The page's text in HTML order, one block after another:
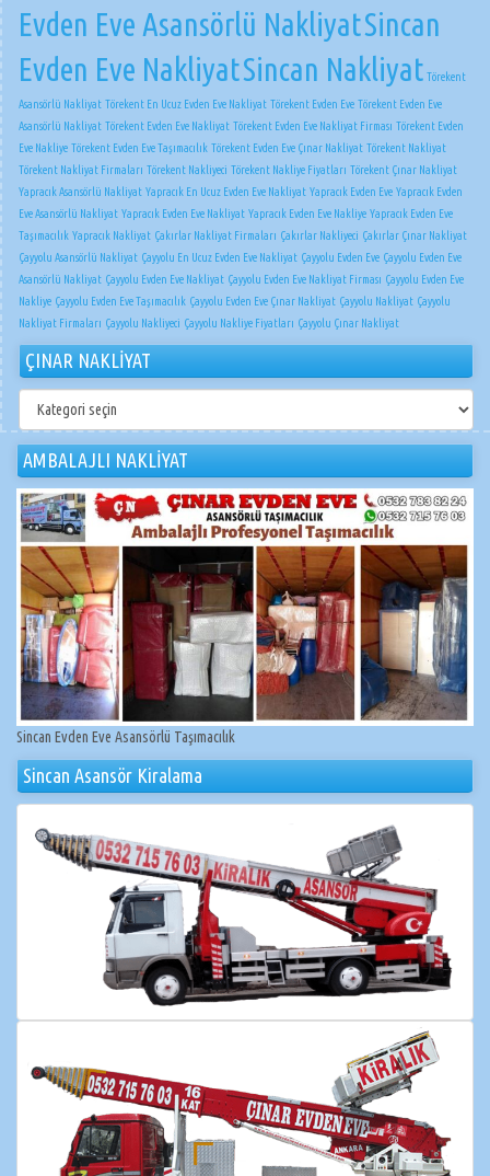
Evden Eve Asansörlü NakliyatSincan
Evden Eve NakliyatSincan Nakliyat Törekent
Asansörlü Nakliyat Törekent En Ucuz Evden Eve Nakliyat Törekent Evden Eve Törekent Evden Eve
Asansörlü Nakliyat Törekent Evden Eve Nakliyat Törekent Evden Eve Nakliyat Firması Törekent Evden
Eve Nakliye Törekent Evden Eve Taşımacılık Törekent Evden Eve Çınar Nakliyat Törekent Nakliyat
Törekent Nakliyat Firmaları Törekent Nakliyeci Törekent Nakliye Fiyatları Törekent Çınar Nakliyat
Yapracık Asansörlü Nakliyat Yapracık En Ucuz Evden Eve Nakliyat Yapracık Evden Eve Yapracık Evden
Eve Asansörlü Nakliyat Yapracık Evden Eve Nakliyat Yapracık Evden Eve Nakliye Yapracık Evden Eve
Taşımacılık Yapracık Nakliyat Çakırlar Nakliyat Firmaları Çakırlar Nakliyeci Çakırlar Çınar Nakliyat
Çayyolu Asansörlü Nakliyat Çayyolu En Ucuz Evden Eve Nakliyat Çayyolu Evden Eve Çayyolu Evden Eve
Asansörlü Nakliyat Çayyolu Evden Eve Nakliyat Çayyolu Evden Eve Nakliyat Firması Çayyolu Evden Eve
Nakliye Çayyolu Evden Eve Taşımacılık Çayyolu Evden Eve Çınar Nakliyat Çayyolu Nakliyat Çayyolu
Nakliyat Firmaları Çayyolu Nakliyeci Çayyolu Nakliye Fiyatları Çayyolu Çınar Nakliyat
ÇINAR NAKLİYAT
NAKLİYAT
AMBALAJLI NAKLİYAT
Sincan Evden Eve Asansörlü Taşımacılık
Sincan Asansör Kiralama